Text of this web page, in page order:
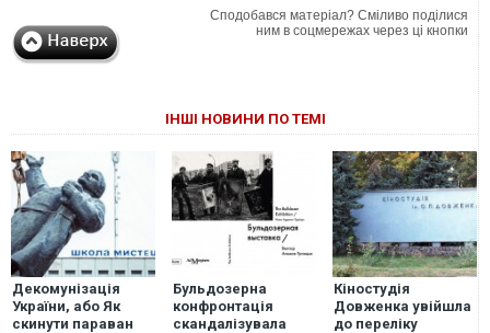
Сподобався матеріал? Сміливо поділися
ним в соцмережах через ці кнопки
ІНШІ НОВИНИ ПО ТЕМІ
Декомунізація
України, або Як
скинути параван
Бульдозерна
конфронтація
скандалізувала
Кіностудія
Довженка увійшла
до переліку